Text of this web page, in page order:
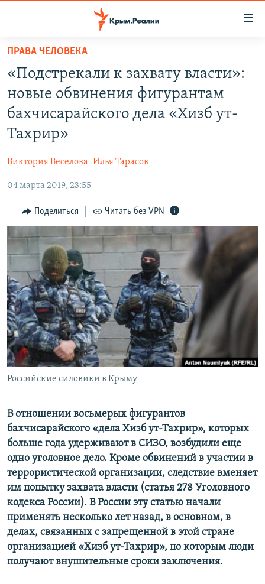
Вернуться
основному
содержанию
Вернутся
главной
Вернутся
СПЕЦПРОЕКТЫ
ВОДА
ИСТОРИЯ
ИНТЕРАКТИВ
ИНФОГРАФИКА
ТЕЛЕПРОЕКТ КРЫМ.РЕАЛИИ
СОВЕТЫ ПРАВОЗАЩИТНИКОВ
ПРОПАВШИЕ БЕЗ ВЕСТИ
ПОБЕДИТЕЛЕЙ НЕ СУДЯТ?
КРЫМ.НЕПОКОРЕННЫЙ
ELIFBE
УКРАИНСКАЯ ПРОБЛЕМА КРЫМА
РАДІО СВОБОДА
КАК ОБОЙТИ БЛОКИРОВКУ
Qırımtatar
ПРИСОЕДИНЯЙТЕСЬ!
Все сайты RFE/RL
ПРАВА ЧЕЛОВЕКА
«Подстрекали к захвату власти»:
новые обвинения фигурантам
бахчисарайского дела «Хизб ут-
Тахрир»
Виктория Веселова Илья Тарасов
04 марта 2019, 23:55
Поделиться Читать без VPN
Российские силовики в Крыму
В отношении восьмерых фигурантов
бахчисарайского «дела Хизб ут-Тахрир», которых
больше года удерживают в СИЗО, возбудили еще
одно уголовное дело. Кроме обвинений в участии в
террористической организации, следствие вменяет
им попытку захвата власти (статья 278 Уголовного
кодекса России). В России эту статью начали
применять несколько лет назад, в основном, в
делах, связанных с запрещенной в этой стране
организацией «Хизб ут-Тахрир», по которым люди
получают внушительные сроки заключения.